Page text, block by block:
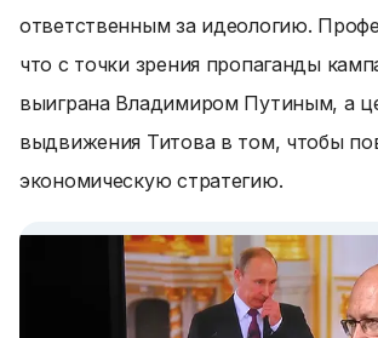
ответственным за идеологию.
что с точки зрения пропаганды
выиграна Владимиром Путиным, а
выдвижения Титова в том, чтобы
экономическую стратегию.